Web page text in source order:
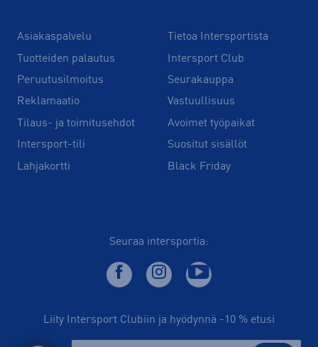
Asiakaspalvelu
Tuotteiden palautus
Peruutusilmoitus
Reklamaatio
Tilaus- ja toimitusehdot
Intersport-tili
Lahjakortti
Tietoa Intersportista
Intersport Club
Seurakauppa
Vastuullisuus
Avoimet työpaikat
Suositut sisällöt
Black Friday
Seuraa intersportia:
Liity Intersport Clubiin ja hyödynnä -10 % etusi